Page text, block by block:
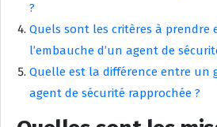
?
Quels sont les critères à prendre
l’embauche d’un agent de
Quelle est la différence entre un
agent de sécurité rapprochée ?